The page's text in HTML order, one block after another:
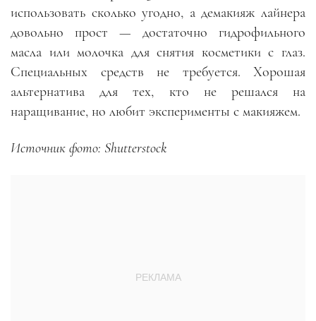
использовать сколько угодно, а демакияж лайнера
довольно прост — достаточно гидрофильного
масла или молочка для снятия косметики с глаз.
Специальных средств не требуется. Хорошая
альтернатива для тех, кто не решался на
наращивание, но любит эксперименты с макияжем.
Источник фото: Shutterstock